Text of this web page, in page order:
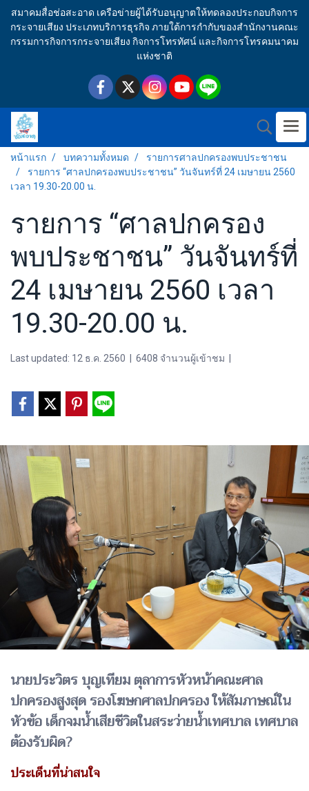
สมาคมสื่อช่อสะอาด เครือข่ายผู้ได้รับอนุญาตให้ทดลองประกอบกิจการ
กระจายเสียง ประเภทบริการธุรกิจ ภายใต้การกำกับของสำนักงานคณะ
กรรมการกิจการกระจายเสียง กิจการโทรทัศน์ และกิจการโทรคมนาคม
แห่งชาติ
หน้าแรก บทความทั้งหมด
รายการศาลปกครองพบประชาชน
รายการ “ศาลปกครองพบประชาชน” วันจันทร์ที่ 24 เมษายน 2560
เวลา 19.30-20.00 น.
รายการ “ศาลปกครอง
พบประชาชน” วันจันทร์ที่
24 เมษายน 2560 เวลา
19.30-20.00 น.
Last updated: 12 ธ.ค. 2560 6408 จำนวนผู้เข้าชม
นายประวิตร บุญเทียม ตุลาการหัวหน้าคณะศาล
ปกครองสูงสุด รองโฆษกศาลปกครอง ให้สัมภาษณ์ใน
หัวข้อ เด็กจมน้ำเสียชีวิตในสระว่ายน้ำเทศบาล เทศบาล
ต้องรับผิด?
ประเด็นที่น่าสนใจ